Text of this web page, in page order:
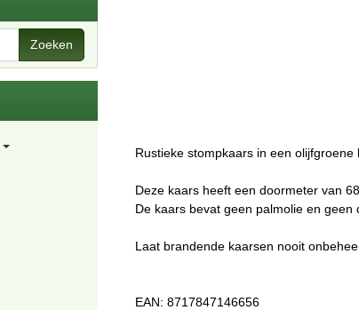
Zoeken
Rustieke stompkaars in een olijfgroene
Deze kaars heeft een doormeter van
De kaars bevat geen palmolie en geen
Laat brandende kaarsen nooit
EAN: 8717847146656